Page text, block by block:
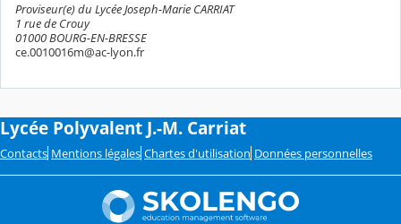
Proviseur(e) du Lycée Joseph-Marie CARRIAT
1 rue de Crouy
01000 BOURG-EN-BRESSE
ce.0010016m@ac-lyon.fr
Lycée Polyvalent J.-M. Carriat
Contacts Mentions légales Chartes d'utilisation Données personnelles